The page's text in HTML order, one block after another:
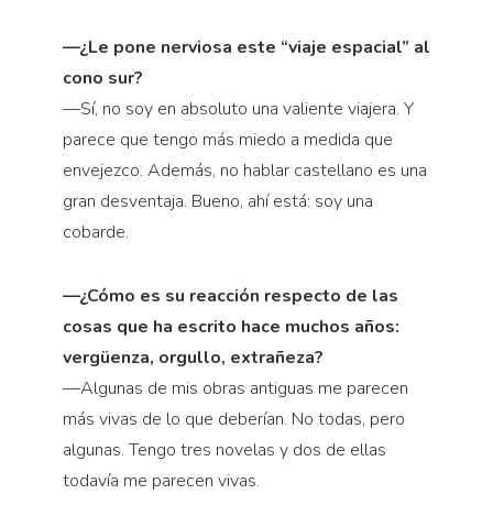
—¿Le pone nerviosa este “viaje espacial” al
cono sur?
—Sí, no soy en absoluto una valiente viajera. Y
parece que tengo más miedo a medida que
envejezco. Además, no hablar castellano es una
gran desventaja. Bueno, ahí está: soy una
cobarde.
—¿Cómo es su reacción respecto de las
cosas que ha escrito hace muchos años:
vergüenza, orgullo, extrañeza?
—Algunas de mis obras antiguas me parecen
más vivas de lo que deberían. No todas, pero
algunas. Tengo tres novelas y dos de ellas
todavía me parecen vivas.